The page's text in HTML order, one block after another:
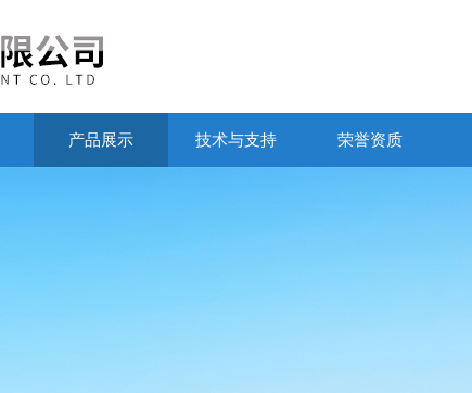
产品展示 技术与支持 荣誉资质